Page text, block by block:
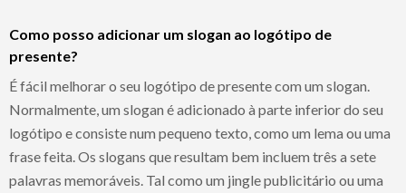
Como posso adicionar um slogan ao logótipo de
presente?
É fácil melhorar o seu logótipo de presente com um slogan.
Normalmente, um slogan é adicionado à parte inferior do seu
logótipo e consiste num pequeno texto, como um lema ou uma
frase feita. Os slogans que resultam bem incluem três a sete
palavras memoráveis. Tal como um jingle publicitário ou uma